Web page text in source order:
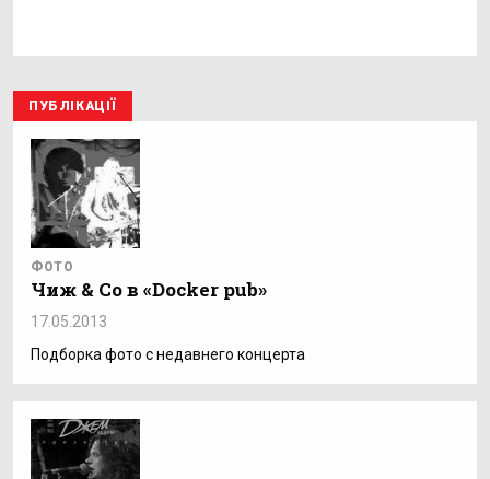
ПУБЛІКАЦІЇ
ФОТО
Чиж & Co в «Docker pub»
17.05.2013
Подборка фото с недавнего концерта